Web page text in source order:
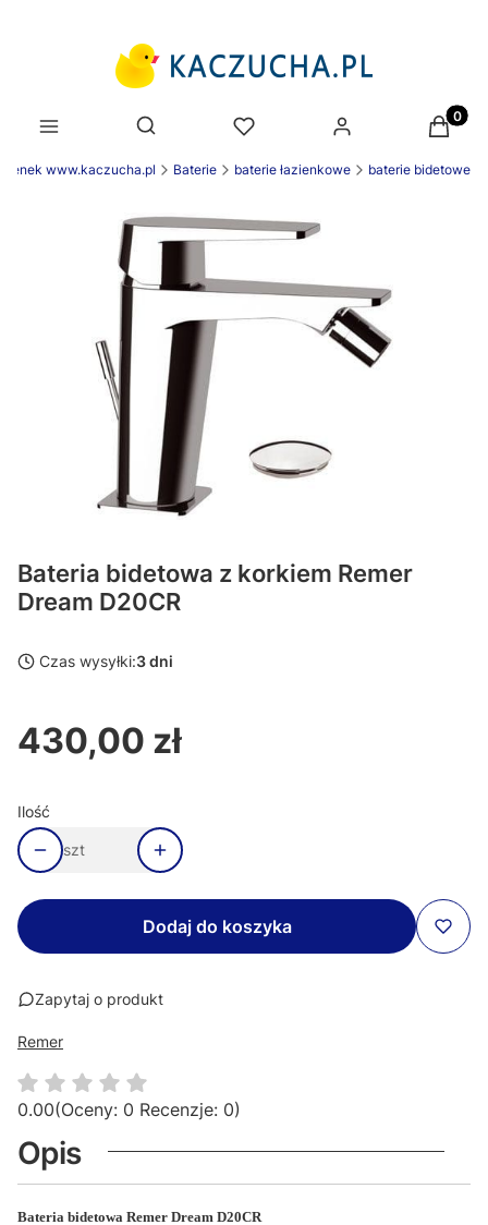
Otwórz wyszukiwarkę
www.kaczucha.pl Baterie baterie łazienkowe baterie bidetowe
Bateria bidetowa z korkiem Remer
Dream D20CR
Czas wysyłki:3 dni
Cena
430,00 zł
Ilość
szt
Dodaj do koszyka
Zapytaj o produkt
Remer
0.00(Oceny: 0 Recenzje: 0)
Opis
Bateria bidetowa Remer Dream D20CR